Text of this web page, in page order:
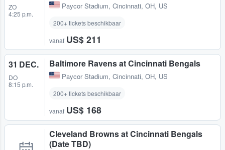
ZO
4:25 p.m.
Paycor Stadium, Cincinnati, OH, US
200+ tickets beschikbaar
vanaf US$ 211
31 DEC.
DO
8:15 p.m.
Baltimore Ravens at Cincinnati Bengals
Paycor Stadium, Cincinnati, OH, US
200+ tickets beschikbaar
vanaf US$ 168
Cleveland Browns at Cincinnati Bengals
(Date TBD)